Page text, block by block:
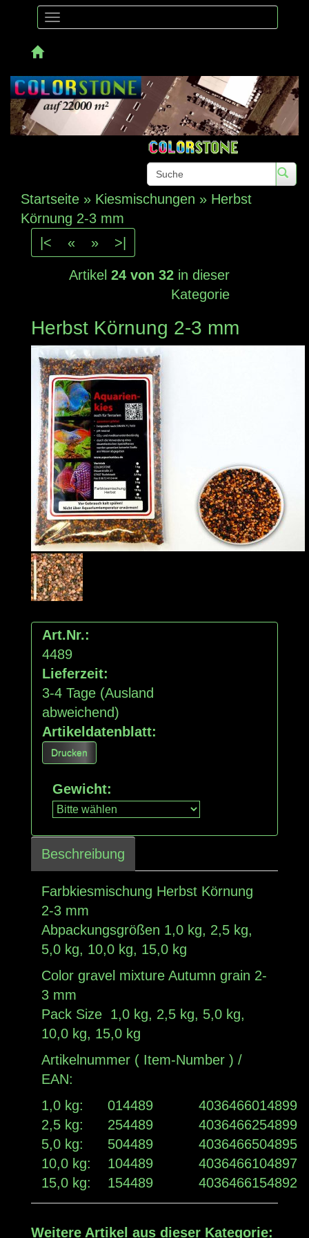
Toggle
Startseite » Kiesmischungen » Herbst
Körnung 2-3 mm
|<
« » >|
Artikel24 von 32 in dieser
Kategorie
Herbst Körnung 2-3 mm
Art.Nr.:
4489
Lieferzeit:
3-4 Tage (Ausland
abweichend)
Artikeldatenblatt:
Drucken
Gewicht:
Beschreibung
Farbkiesmischung Herbst Körnung
2-3 mm
Abpackungsgrößen 1,0 kg, 2,5 kg,
5,0 kg, 10,0 kg, 15,0 kg
Color gravel mixture Autumn grain 2-
3 mm
Pack Size 1,0 kg, 2,5 kg, 5,0 kg,
10,0 kg, 15,0 kg
Artikelnummer ( Item-Number ) /
EAN:
1,0 kg:
014489
4036466014899
2,5 kg:
254489
4036466254899
5,0 kg:
504489
4036466504895
10,0 kg:
104489
4036466104897
15,0 kg:
154489 4036466154892
Weitere Artikel aus dieser Kategorie: